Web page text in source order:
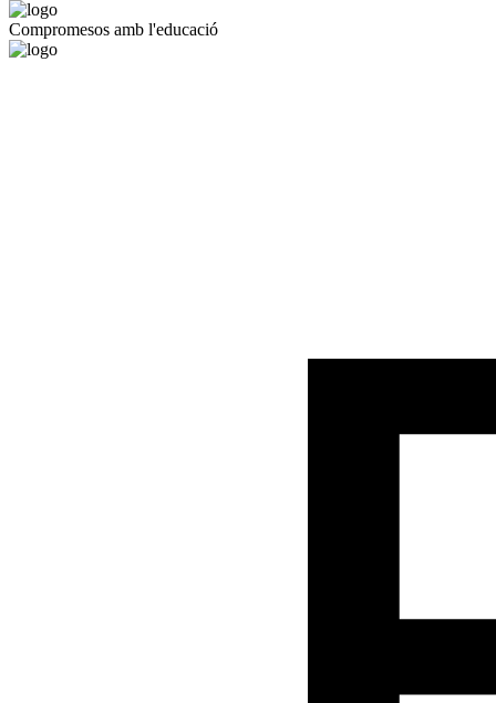
Compromesos amb l'educació